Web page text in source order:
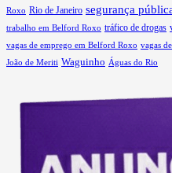
Roxo Rio de Janeiro segurança
trabalho em Belford Roxo tráfico de drogas
vagas de emprego em Belford Roxo vagas
João de Meriti Waguinho Águas do Rio